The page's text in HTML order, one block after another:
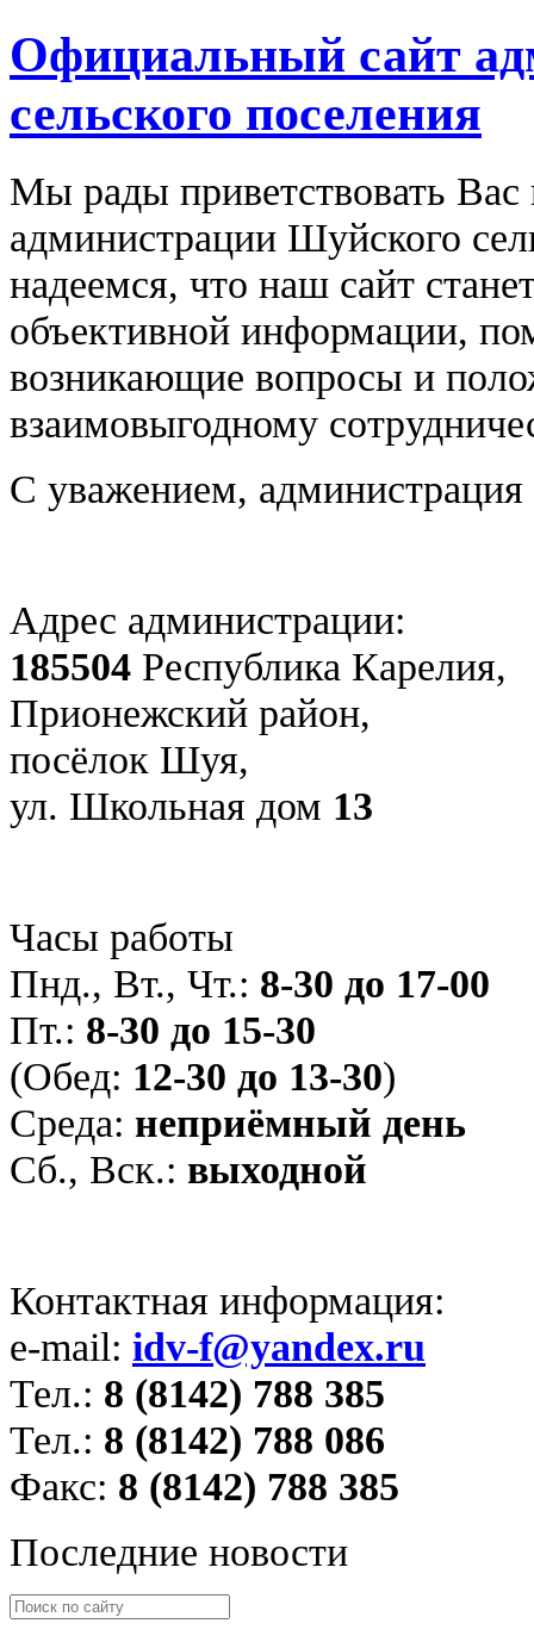
Официальный сайт
сельского поселения
Мы рады приветствовать
администрации Шуйского
надеемся, что наш сайт
объективной информации,
возникающие вопросы и
взаимовыгодному
С уважением, администрация
Адрес администрации:
185504 Республика Карелия,
Прионежский район,
посёлок Шуя,
ул. Школьная дом 13
Часы работы
Пнд., Вт., Чт.: 8-30 до 17-00
Пт.: 8-30 до 15-30
(Обед: 12-30 до 13-30)
Среда: неприёмный день
Сб., Вск.: выходной
Контактная информация:
e-mail: idv-f@yandex.ru
Тел.: 8 (8142) 788 385
Тел.: 8 (8142) 788 086
Факс: 8 (8142) 788 385
Последние новости